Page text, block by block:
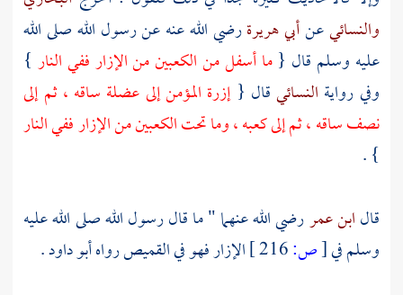
والنسائيعنأبي هريرةرضي الله عنه عن رسول الله صلى الله
عليه وسلم قال {ما أسفل من الكعبين من الإزار ففي النار }
وفي رواية النسائيقال {إزرة المؤمن إلى عضلة ساقه ، ثم إلى
نصف ساقه ، ثم إلى كعبه ، وما تحت الكعبين من الإزار ففي النار
} .
قالابن عمررضي الله عنهما " ما قال رسول الله صلى الله عليه
وسلم في[ص: الإزار فهو في القميص رواهأبو داود.